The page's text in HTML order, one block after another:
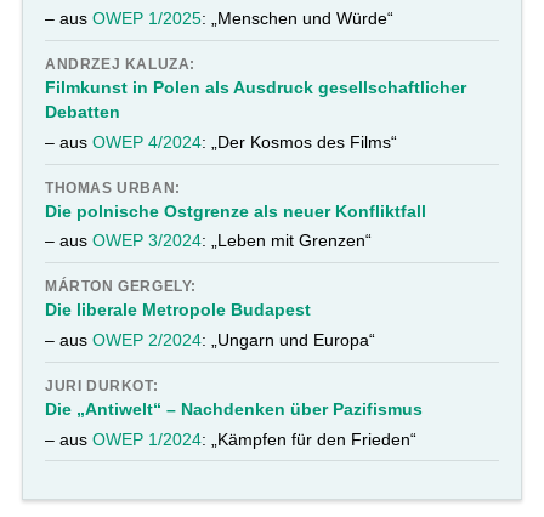
– ausOWEP 1/2025: „Menschen und Würde“
ANDRZEJ KALUZA:
Filmkunst in Polen als Ausdruck gesellschaftlicher
Debatten
– ausOWEP 4/2024: „Der Kosmos des Films“
THOMAS URBAN:
Die polnische Ostgrenze als neuer Konfliktfall
– ausOWEP 3/2024: „Leben mit Grenzen“
MÁRTON GERGELY:
Die liberale Metropole Budapest
– ausOWEP 2/2024: „Ungarn und Europa“
JURI DURKOT:
Die „Antiwelt“ – Nachdenken über Pazifismus
– ausOWEP 1/2024: „Kämpfen für den Frieden“